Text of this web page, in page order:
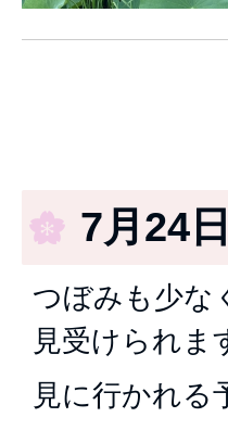
7月24
つぼみも少な
見受けられま
見に行かれる